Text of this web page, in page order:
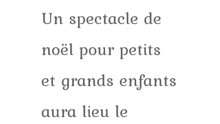
Un spectacle de
noël pour petits
et grands enfants
aura lieu le